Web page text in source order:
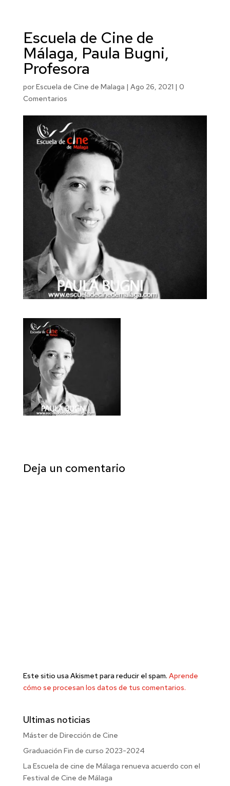
Escuela de Cine de
Málaga, Paula Bugni,
Profesora
porEscuela de Cine de Malaga | Ago 26, 2021 | 0
Comentarios
Deja un comentario
Este sitio usa Akismet para reducir el spam. Aprende
cómo se procesan los datos de tus comentarios.
Ultimas noticias
Máster de Dirección de Cine
Graduación Fin de curso 2023-2024
La Escuela de cine de Málaga renueva acuerdo con el
Festival de Cine de Málaga